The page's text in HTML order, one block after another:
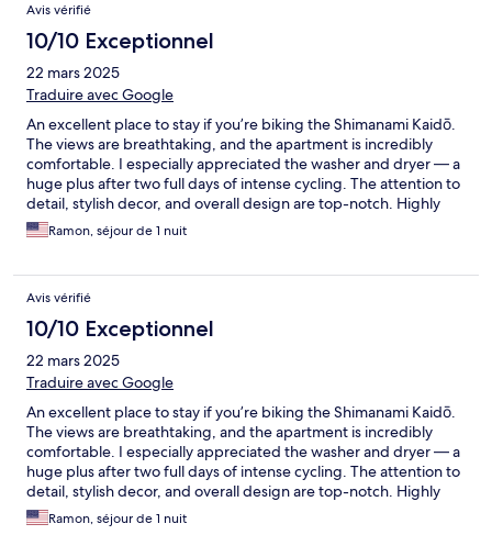
Avis vérifié
10/10 Exceptionnel
22 mars 2025
Traduire avec Google
An excellent place to stay if you’re biking the Shimanami Kaidō.
The views are breathtaking, and the apartment is incredibly
comfortable. I especially appreciated the washer and dryer — a
huge plus after two full days of intense cycling. The attention to
detail, stylish decor, and overall design are top-notch. Highly
recommended! A couple of things to keep in mind: (1) the
property is located at the top of a hill, so getting there requires
20 minutes away by bike. That said, these are also part of the
charm — the elevation gives you those incredible views, and the
distance from town makes the setting peaceful and quiet.
Ramon, séjour de 1 nuit
Avis vérifié
10/10 Exceptionnel
22 mars 2025
Traduire avec Google
An excellent place to stay if you’re biking the Shimanami Kaidō.
The views are breathtaking, and the apartment is incredibly
comfortable. I especially appreciated the washer and dryer — a
huge plus after two full days of intense cycling. The attention to
detail, stylish decor, and overall design are top-notch. Highly
recommended! A couple of things to keep in mind: (1) the
property is located at the top of a hill, so getting there requires
Ramon, séjour de 1 nuit